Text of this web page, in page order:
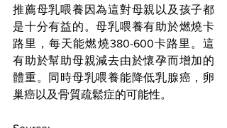
推薦母乳喂養因為這對母親以及孩子都
是十分有益的。母乳喂養有助於燃燒卡
路里，每天能燃燒380-600卡路里。這
有助於幫助母親減去由於懷孕而增加的
體重。同時母乳喂養能降低乳腺癌，卵
巢癌以及骨質疏鬆症的可能性。